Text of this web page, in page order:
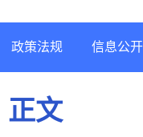
政策法规 信息公开
正文